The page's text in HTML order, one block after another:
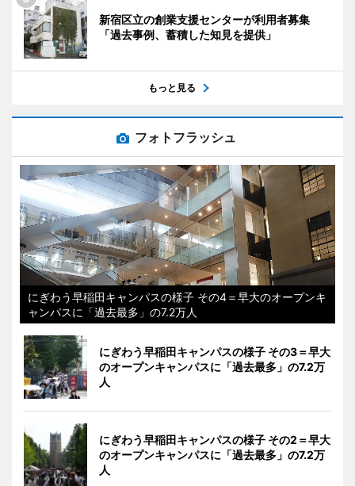
新宿区立の創業支援センターが利用者募集
「過去事例、蓄積した知見を提供」
もっと見る
フォトフラッシュ
にぎわう早稲田キャンパスの様子 その4＝早大のオープンキ
ャンパスに「過去最多」の7.2万人
にぎわう早稲田キャンパスの様子 その3＝早大
のオープンキャンパスに「過去最多」の7.2万
人
にぎわう早稲田キャンパスの様子 その2＝早大
のオープンキャンパスに「過去最多」の7.2万
人